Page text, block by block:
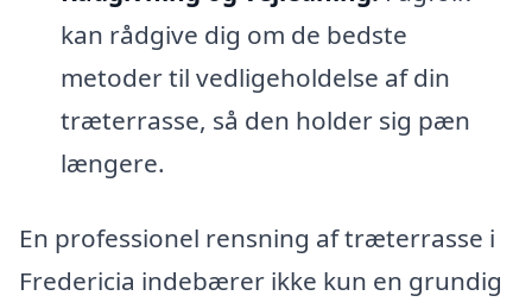
kan rådgive dig om de bedste
metoder til vedligeholdelse af din
træterrasse, så den holder sig pæn
længere.
En professionel rensning af træterrasse i
Fredericia indebærer ikke kun en grundig